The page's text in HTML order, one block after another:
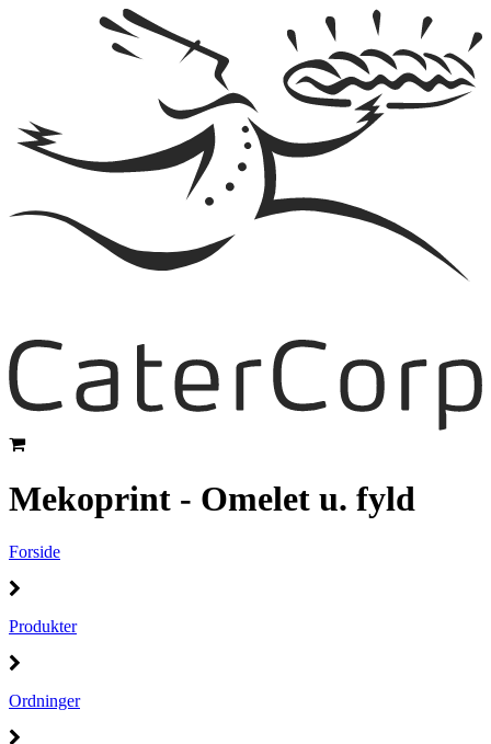
Mekoprint - Omelet u. fyld
Forside
Produkter
Ordninger